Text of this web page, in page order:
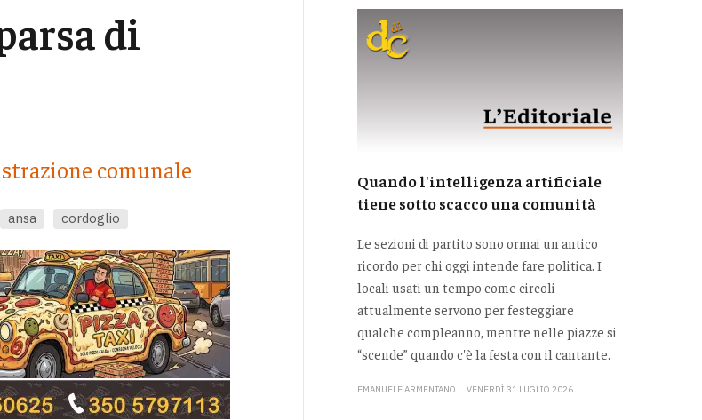
di
comunale
ansa cordoglio
Quando l'intelligenza artificiale
tiene sotto scacco una comunità
Le sezioni di partito sono ormai un antico
ricordo per chi oggi intende fare politica. I
locali usati un tempo come circoli
attualmente servono per festeggiare
qualche compleanno, mentre nelle piazze si
“scende” quando c'è la festa con il cantante.
EMANUELE ARMENTANO VENERDÌ 31 LUGLIO 2026